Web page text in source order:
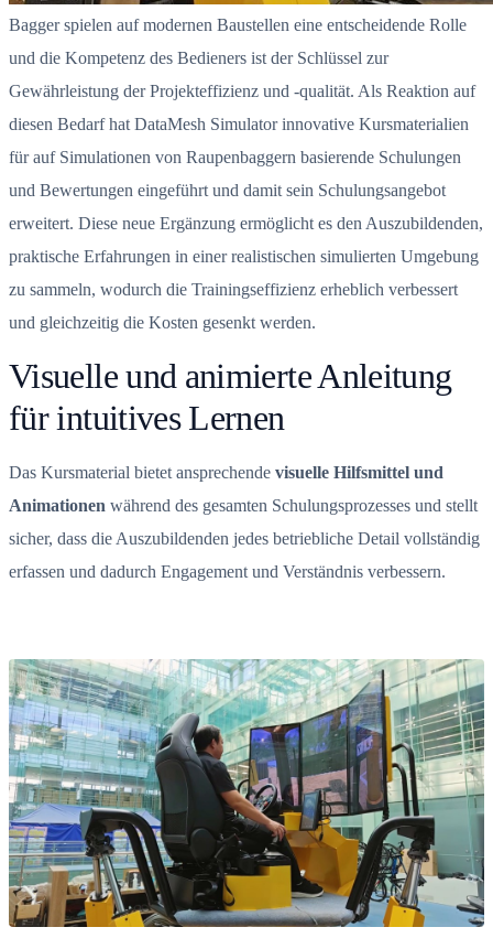
Bagger spielen auf modernen Baustellen eine entscheidende Rolle
und die Kompetenz des Bedieners ist der Schlüssel zur
Gewährleistung der Projekteffizienz und -qualität. Als Reaktion auf
diesen Bedarf hat DataMesh Simulator innovative Kursmaterialien
für auf Simulationen von Raupenbaggern basierende Schulungen
und Bewertungen eingeführt und damit sein Schulungsangebot
erweitert. Diese neue Ergänzung ermöglicht es den Auszubildenden,
praktische Erfahrungen in einer realistischen simulierten Umgebung
zu sammeln, wodurch die Trainingseffizienz erheblich verbessert
und gleichzeitig die Kosten gesenkt werden.
Visuelle und animierte Anleitung
für intuitives Lernen
Das Kursmaterial bietet ansprechende visuelle Hilfsmittel und
Animationen während des gesamten Schulungsprozesses und stellt
sicher, dass die Auszubildenden jedes betriebliche Detail vollständig
erfassen und dadurch Engagement und Verständnis verbessern.